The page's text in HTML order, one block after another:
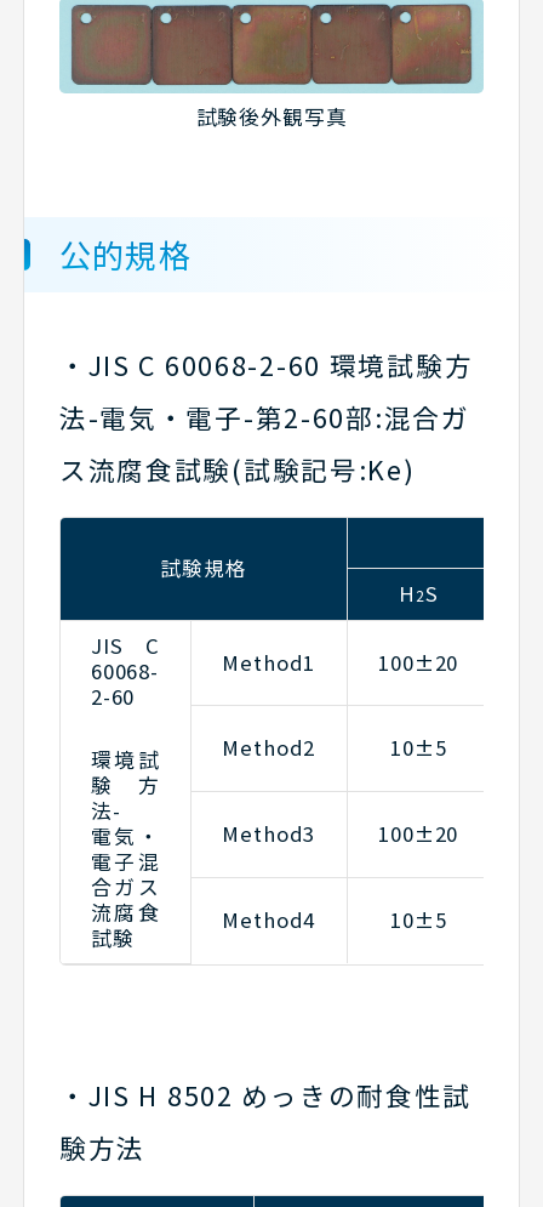
試験後外観写真
公的規格
・JIS C 60068-2-60 環境試験方
法-電気・電子-第2-60部:混合ガ
ス流腐食試験(試験記号:Ke)
試験規格
H 2S
JIS C
60068-
2-60
環境試
験方
法-
電気・
電子混
合ガス
流腐食
試験
Method1 100±20
Method2 10±5
Method3 100±20
Method4 10±5
・JIS H 8502 めっきの耐食性試
験方法